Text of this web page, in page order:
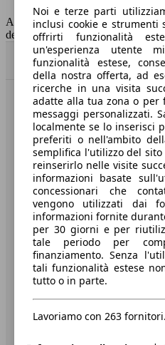
Capacità del serbatoio
60 l
AutoScout24 non si assume
dei dati.
Benvenuti su AutoScout24, il
Società
A proposito di
Stampa
Media
Condizioni generali
Informazioni
Privacy
Dichiarazione di
Noi e terze parti
inclusi cookie e
offrirti funzionalità
un'esperienza utente
funzionalità estese,
della nostra offerta, ad
ricerche in una visita
adatte alla tua zona o
messaggi personalizzati.
localmente se lo inserisci
preferiti o nell'ambito
semplifica l'utilizzo del
reinserirlo nelle visite
informazioni basate
concessionari che
vengono utilizzati dai
informazioni fornite
per 30 giorni e per
tale periodo per
finanziamento. Senza
tali funzionalità estese
tutto o in parte.
Lavoriamo con 263 fornitori.